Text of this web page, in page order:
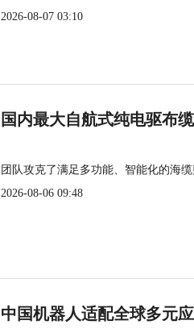
2026-08-07 03:10
国内最大自航式纯电驱布
团队攻克了满足多功能、智能化的海
2026-08-06 09:48
中国机器人适配全球多元